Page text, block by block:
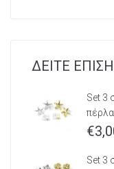
ΔΕΙΤΕ
Set 3
πέρλα
€
Set 3